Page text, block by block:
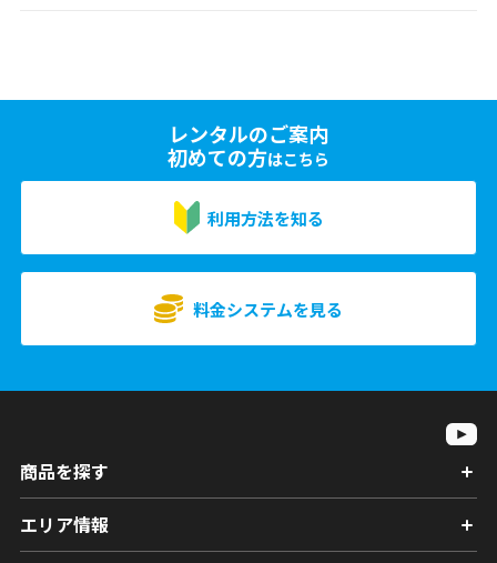
レンタルのご案内
初めての方はこちら
利用方法を知る
料金システムを見る
商品を探す
エリア情報